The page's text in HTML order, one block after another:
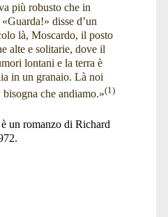
più robusto che in
disse d’un
là, Moscardo, il posto
alte e solitarie, dove il
lontani e la terra è
in un granaio. Là noi
che andiamo.»(1)
un romanzo di Richard